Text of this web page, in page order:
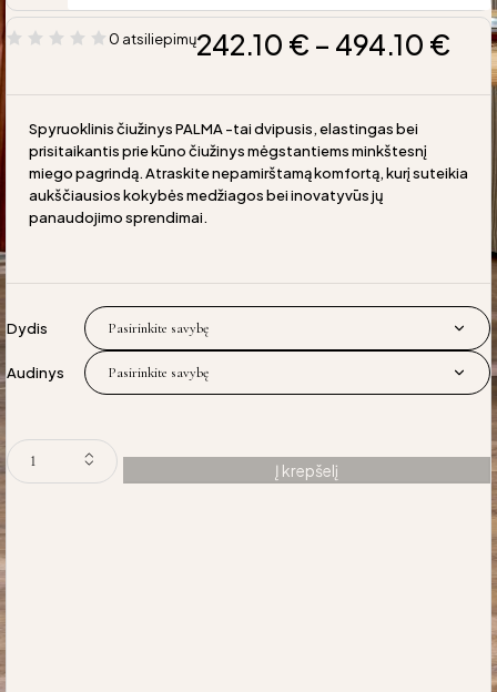
0 atsiliepimų242.10 € – 494.10 €
Spyruoklinis čiužinys PALMA -tai dvipusis, elastingas bei
prisitaikantis prie kūno čiužinys mėgstantiems minkštesnį
miego pagrindą. Atraskite nepamirštamą komfortą, kurį suteikia
aukščiausios kokybės medžiagos bei inovatyvūs jų
panaudojimo sprendimai.
Dydis
Audinys
Į krepšelį